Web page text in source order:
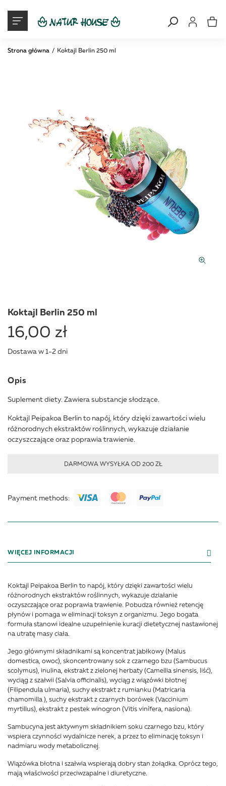
Moje konto
Strona główna Koktajl Berlin 250 ml
Koktajl Berlin 250 ml
16,00 zł
Dostawa w 1-2 dni
Opis
Suplement diety. Zawiera substancje słodzące.
Koktajl Peipakoa Berlin to napój, który dzięki zawartości wielu
różnorodnych ekstraktów roślinnych, wykazuje działanie
oczyszczające oraz poprawia trawienie.
DARMOWA WYSYŁKA OD 200 ZŁ
Payment methods:
WIĘCEJ INFORMACJI
Koktajl Peipakoa Berlin to napój, który dzięki zawartości wielu
różnorodnych ekstraktów roślinnych, wykazuje działanie
oczyszczające oraz poprawia trawienie. Pobudza również retencję
płynów i pomaga w eliminacji toksyn z organizmu. Jego bogata
formuła stanowi idealne uzupełnienie kuracji dietetycznej nastawionej
na utratę masy ciała.
Jego głównymi składnikami są koncentrat jabłkowy (Malus
domestica, owoc), skoncentrowany sok z czarnego bzu (Sambucus
scolymus), inulina, ekstrakt z zielonej herbaty (Camellia sinensis, liść),
wyciąg z szałwii (Salvia officinalis), wyciąg z wiązówki błotnej
(Filipendula ulmaria), suchy ekstrakt z rumianku (Matricaria
chamomilla ), suchy ekstrakt z czarnych borówek (Vaccinium
myrtillus), ekstrakt z pestek winogron (Vitis vinífera, nasiona).
Sambucyna jest aktywnym składnikiem soku czarnego bzu, który
wspiera czynności wydalnicze nerek, a przez to eliminację toksyn i
nadmiaru wody metabolicznej.
Wiązówka błotna i szałwia wspierają dobry stan żołądka. Oprócz tego,
mają właściwości przeciwzapalne i diuretyczne.